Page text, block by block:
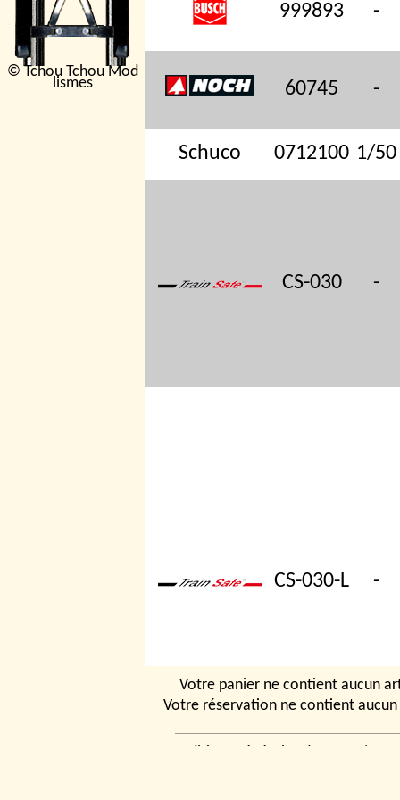
© Tchou Tchou Mod
lismes
999893 -
60745 -
Schuco 0712100 1/50
CS-030 -
CS-030-L -
Votre panier ne contient aucun
Votre réservation ne contient